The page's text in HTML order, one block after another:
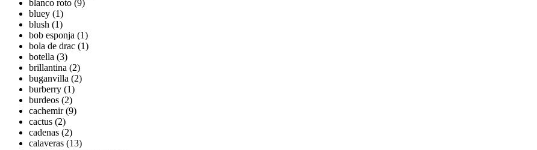
blanco roto (9)
bluey (1)
blush (1)
bob esponja (1)
bola de drac (1)
botella (3)
brillantina (2)
buganvilla (2)
burberry (1)
burdeos (2)
cachemir (9)
cactus (2)
cadenas (2)
calaveras (13)